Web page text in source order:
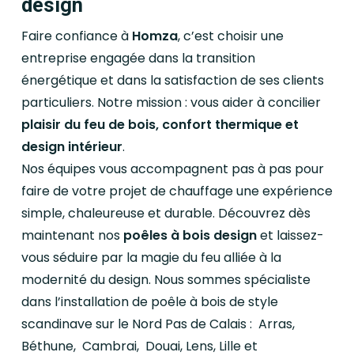
Faire confiance à Homza, c’est choisir une
entreprise engagée dans la transition
énergétique et dans la satisfaction de ses clients
particuliers. Notre mission : vous aider à concilier
plaisir du feu de bois, confort thermique et
design intérieur.
Nos équipes vous accompagnent pas à pas pour
faire de votre projet de chauffage une expérience
simple, chaleureuse et durable. Découvrez dès
maintenant nos poêles à bois designet laissez-
vous séduire par la magie du feu alliée à la
modernité du design. Nous sommes spécialiste
dans l’installation de poêle à bois de style
scandinave sur le Nord Pas de Calais : Arras,
Béthune, Cambrai, Douai, Lens, Lille et